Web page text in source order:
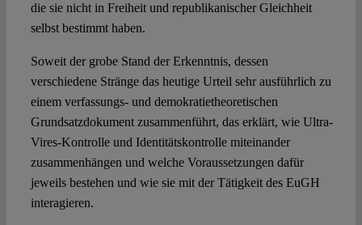
die sie nicht in Freiheit und republikanischer Gleichheit
selbst bestimmt haben.
Soweit der grobe Stand der Erkenntnis, dessen
verschiedene Stränge das heutige Urteil sehr ausführlich zu
einem verfassungs- und demokratietheoretischen
Grundsatzdokument zusammenführt, das erklärt, wie Ultra-
Vires-Kontrolle und Identitätskontrolle miteinander
zusammenhängen und welche Voraussetzungen dafür
jeweils bestehen und wie sie mit der Tätigkeit des EuGH
interagieren.